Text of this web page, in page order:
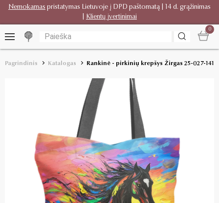
Nemokamas pristatymas Lietuvoje į DPD paštomatą | 14 d. grąžinimas
Klientų įvertinimai
0
Pagrindinis Katalogas Rankinė - pirkinių krepšys Žirgas 25-027-141